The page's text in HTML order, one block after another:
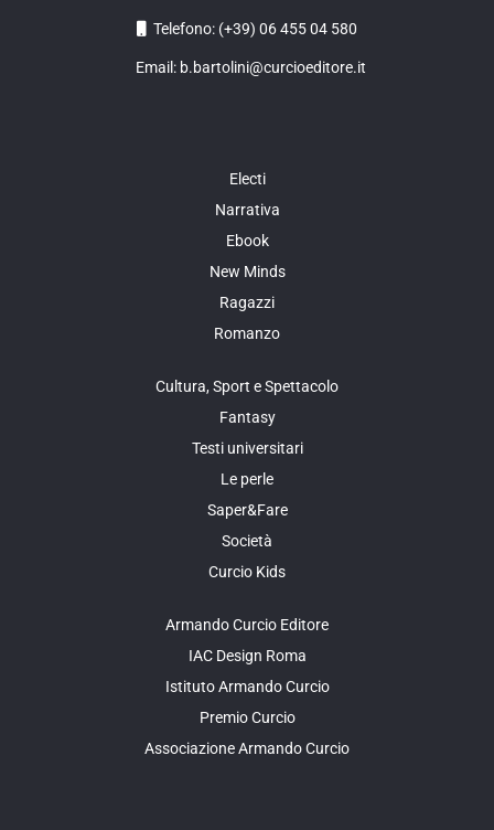
Telefono: (+39) 06 455 04 580
Email: b.bartolini@curcioeditore.it
Electi
Narrativa
Ebook
New Minds
Ragazzi
Romanzo
Cultura, Sport e Spettacolo
Fantasy
Testi universitari
Le perle
Saper&Fare
Società
Curcio Kids
Armando Curcio Editore
IAC Design Roma
Istituto Armando Curcio
Premio Curcio
Associazione Armando Curcio